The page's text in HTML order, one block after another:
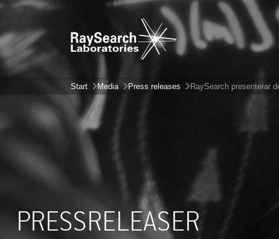
Start Media Press releases RaySearch presenterar
PRESSRELEASER